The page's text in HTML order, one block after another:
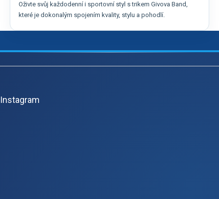
Oživte svůj každodenní i sportovní styl s trikem Givova Band,
které je dokonalým spojením kvality, stylu a pohodlí.
Z
Instagram